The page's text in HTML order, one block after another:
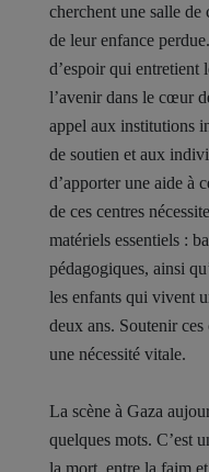
cherchent une salle
de leur enfance
d’espoir qui entretient
l’avenir dans le cœur
appel aux institutions
de soutien et aux
d’apporter une aide à
de ces centres
matériels essentiels :
pédagogiques, ainsi
les enfants qui vivent
deux ans. Soutenir ces
une nécessité vitale.
La scène à Gaza
quelques mots. C’est
la mort, entre la faim